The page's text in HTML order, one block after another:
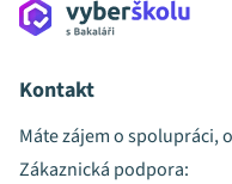
Kontakt
Máte zájem o spolupráci,
Zákaznická podpora: